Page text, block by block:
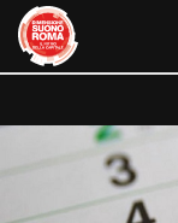
content